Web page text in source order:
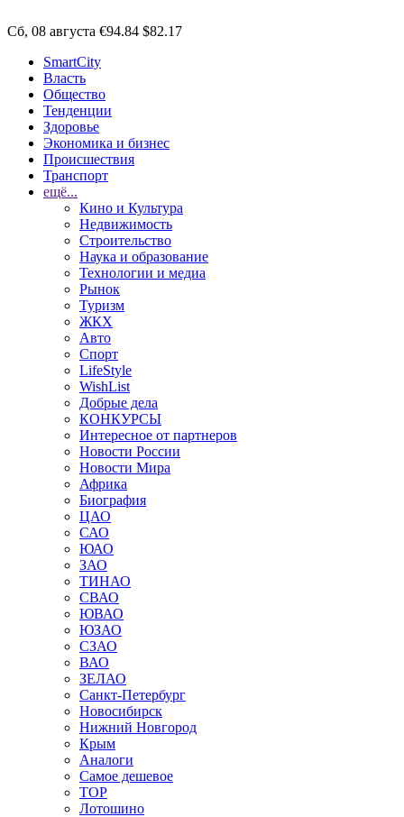
Сб, 08 августа €94.84 $82.17
SmartCity
Власть
Общество
Тенденции
Здоровье
Экономика и бизнес
Происшествия
Транспорт
ещё...
Кино и Культура
Недвижимость
Строительство
Наука и образование
Технологии и медиа
Рынок
Туризм
ЖКХ
Авто
Спорт
LifeStyle
WishList
Добрые дела
КОНКУРСЫ
Интересное от партнеров
Новости России
Новости Мира
Африка
Биография
ЦАО
САО
ЮАО
ЗАО
ТИНАО
СВАО
ЮВАО
ЮЗАО
СЗАО
ВАО
ЗЕЛАО
Санкт-Петербург
Новосибирск
Нижний Новгород
Крым
Аналоги
Самое дешевое
TOP
Лотошино